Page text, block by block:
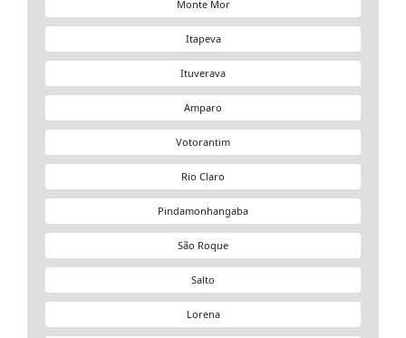
Monte Mor
Itapeva
Ituverava
Amparo
Votorantim
Rio Claro
Pindamonhangaba
São Roque
Salto
Lorena